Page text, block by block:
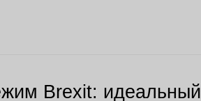
Brexit: